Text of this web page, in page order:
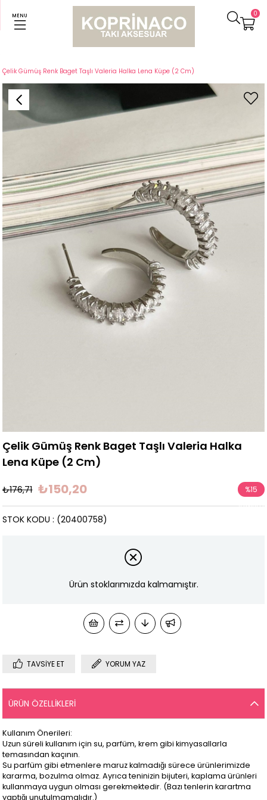
MENU 0
Küpeler
Çelik Gümüş Renk Baget Taşlı Valeria Halka Lena Küpe (2 Cm)
Çelik Gümüş Renk Baget Taşlı Valeria Halka
Lena Küpe (2 Cm)
₺176,71 ₺150,20 %15
İndirim
(20400758)
STOK KODU
Ürün stoklarımızda kalmamıştır.
TAVSIYE ET YORUM YAZ
ÜRÜN ÖZELLIKLERI
Kullanım Önerileri:
Uzun süreli kullanım için su, parfüm, krem gibi kimyasallarla
temasından kaçının.
Su parfüm gibi etmenlere maruz kalmadığı sürece ürünlerimizde
kararma, bozulma olmaz. Ayrıca teninizin bijuteri, kaplama ürünleri
kullanmaya uygun olması gerekmektedir. (Bazı tenlerin karartma
yaptığı unutulmamalıdır.)